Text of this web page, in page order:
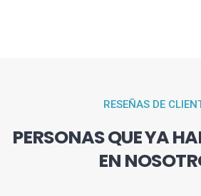
RESEÑAS DE
PERSONAS QUE YA
EN